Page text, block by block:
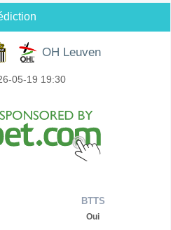
OH Leuven
05-19 19:30
BTTS
Oui